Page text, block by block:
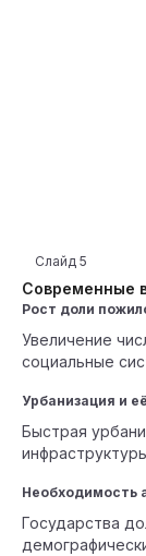
Современные
Слайд 5
Рост доли
Увеличение
социальные
Урбанизация и
Быстрая
Необходимость
Государства